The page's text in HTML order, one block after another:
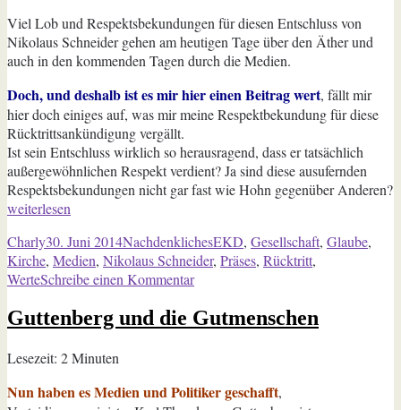
Viel Lob und Respektsbekundungen für diesen Entschluss von
Nikolaus Schneider gehen am heutigen Tage über den Äther und
auch in den kommenden Tagen durch die Medien.
Doch, und deshalb ist es mir hier einen Beitrag wert, fällt mir
hier doch einiges auf, was mir meine Respektbekundung für diese
Rücktrittsankündigung vergällt.
Ist sein Entschluss wirklich so herausragend, dass er tatsächlich
außergewöhnlichen Respekt verdient? Ja sind diese ausufernden
Respektsbekundungen nicht gar fast wie Hohn gegenüber Anderen?
„Showabtritt“
weiterlesen
Autor
CharlyVeröffentlicht
am
30. Juni 2014Kategorien
NachdenklichesSchlagwörter
EKD, Gesellschaft, Glaube,
Kirche, Medien, Nikolaus Schneider, Präses, Rücktritt,
WerteSchreibe einen Kommentarzu
Guttenberg und die Gutmenschen
Lesezeit: 2Minuten
Nun haben es Medien und Politiker geschafft,